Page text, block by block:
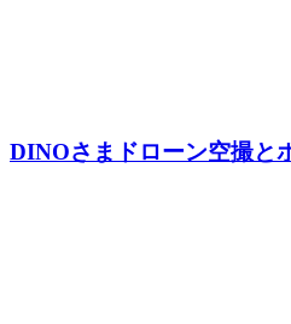
DINOさまドローン空撮と